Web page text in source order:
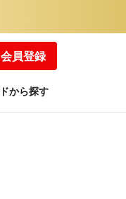
会員登録
から探す